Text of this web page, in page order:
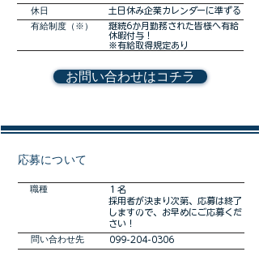
休日 土日休み企業カレンダーに準ずる
有給制度（※）
継続6か月勤務された皆様へ有給
休暇付与！
※有給取得規定あり
お問い合わせはコチラ
​応募について
職種
１名
採用者が決まり次第、応募は終了
しますので、お早めにご応募くだ
さい！
​問い合わせ先 099-204-0306